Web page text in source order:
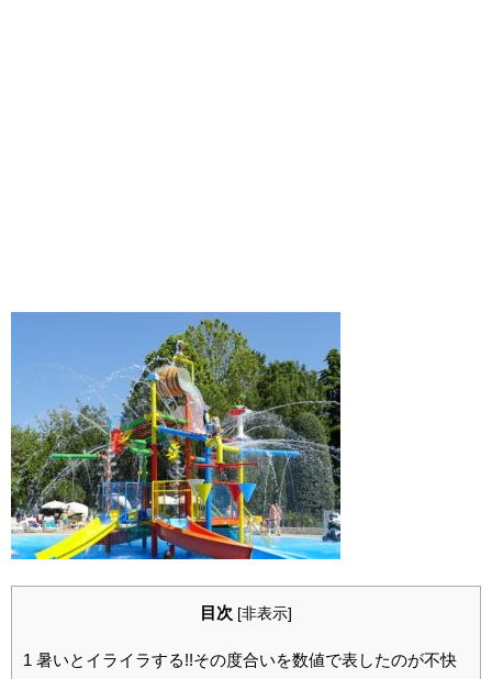
目次 [非表示]
1 暑いとイライラする!!その度合いを数値で表したのが不快